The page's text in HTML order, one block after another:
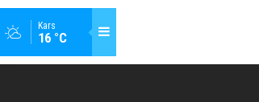
Kars
16 °C
İBRAHIM YUMAKLI, KARS'TA (GEKİS)'IN ILK